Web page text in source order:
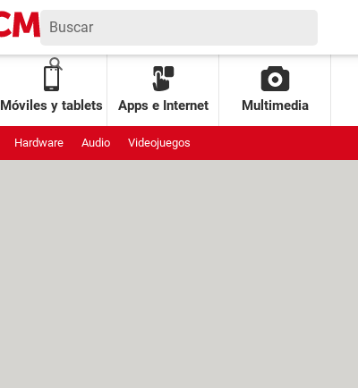
Móviles y tablets Apps e Internet Multimedia
Hardware Audio Videojuegos